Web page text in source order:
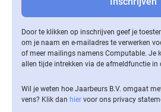
Door te klikken op inschrijven geef je
om je naam en e-mailadres te verwerken
of meer mailings namens Computable. Je
allen tijde intrekken via de af­meld­func­tie in
Wil je weten hoe Jaarbeurs B.V. omgaat
vens? Klik dan hier voor ons privacy